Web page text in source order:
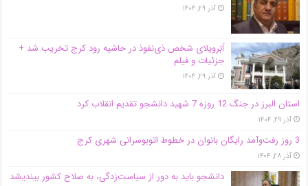
آذر ۲۹, ۱۴۰۴
اَبَر‌ویلای شخص ذی‌نفوذ در حاشیه‌ رود کرج تخریب شد +
جزئیات و فیلم
آذر ۲۹, ۱۴۰۴
استان البرز در جنگ 12 روزه 7 شهید دانشجو تقدیم انقلاب کرد
آذر ۲۹, ۱۴۰۴
3 روز رفت‌وآمد رایگان بانوان در خطوط اتوبوسرانی شهری کرج
آذر ۲۸, ۱۴۰۴
دانشجو باید به دور از سیاست‌زدگی، به صلاح کشور بیندیشد